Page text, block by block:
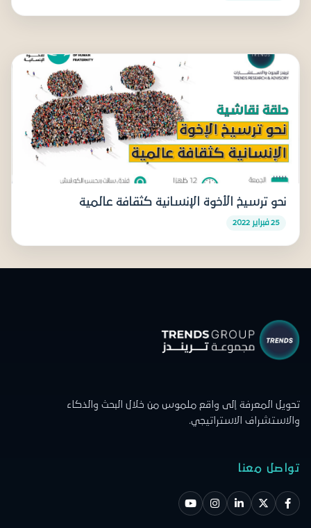
نحو ترسيخ الأخوة الإنسانية كثقافة عالمية
25 فبراير 2022
تحويل المعرفة إلى واقع ملموس من خلال البحث والذكاء
والاستشراف الاستراتيجي.
تواصل معنا